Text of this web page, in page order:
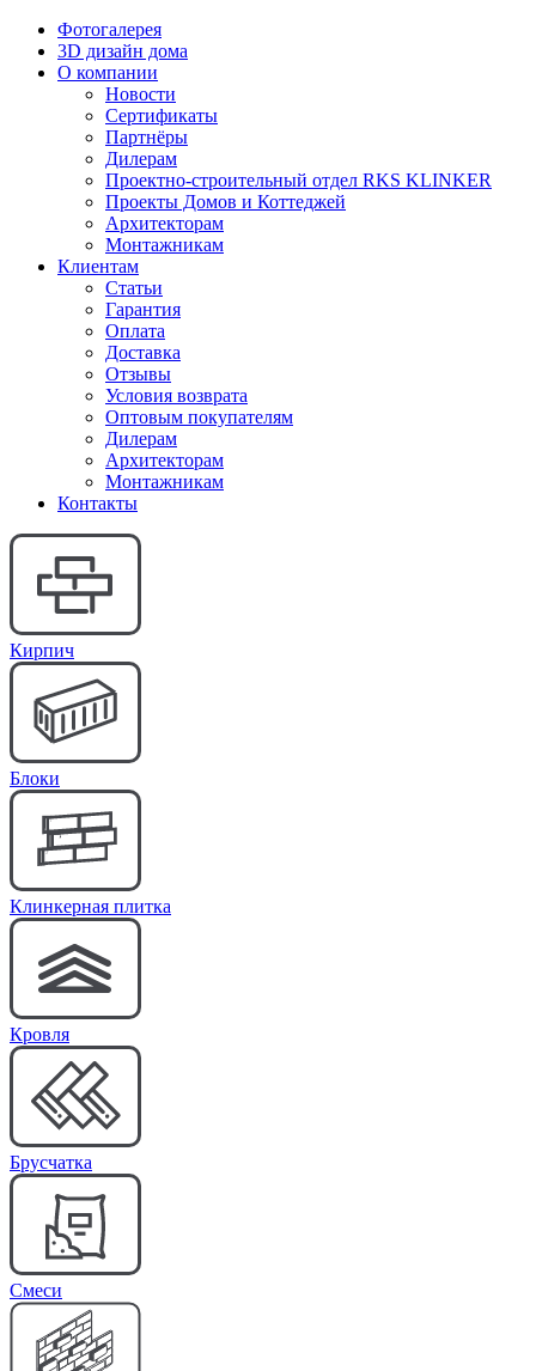
Фотогалерея
3D дизайн дома
О компании
Новости
Сертификаты
Партнёры
Дилерам
Проектно-строительный отдел RKS KLINKER
Проекты Домов и Коттеджей
Архитекторам
Монтажникам
Клиентам
Статьи
Гарантия
Оплата
Доставка
Отзывы
Условия возврата
Оптовым покупателям
Дилерам
Архитекторам
Монтажникам
Контакты
Кирпич
Блоки
Клинкерная плитка
Кровля
Брусчатка
Cмеси